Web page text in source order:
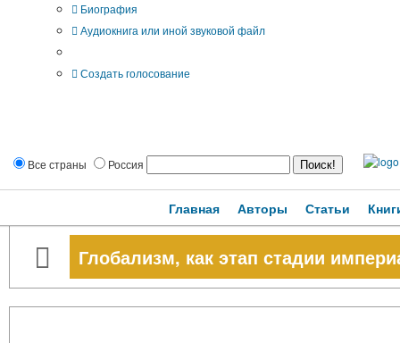
Биография
Аудиокнига или иной звуковой файл
Создать голосование
Все страны Россия
Главная Авторы Статьи
Глобализм, как этап стадии